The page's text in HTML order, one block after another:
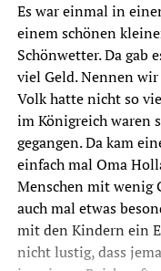
Es war einmal in
einem schönen
Schönwetter. Da gab
viel Geld. Nennen
Volk hatte nicht so
im Königreich waren
gegangen. Da kam
einfach mal Oma
Menschen mit wenig
auch mal etwas
mit den Kindern ein
nicht lustig, dass